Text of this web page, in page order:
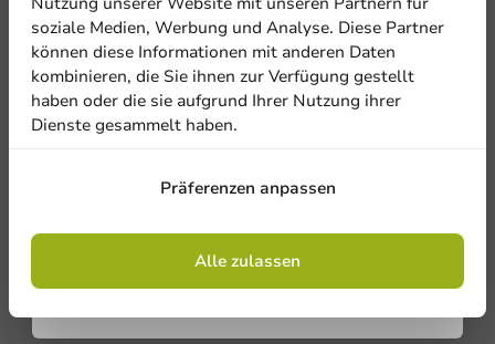
soziale Medien, Werbung und Analyse. Diese Partner
können diese Informationen mit anderen Daten
kombinieren, die Sie ihnen zur Verfügung gestellt
haben oder die sie aufgrund Ihrer Nutzung ihrer
Dienste gesammelt haben.
Präferenzen anpassen
Alle zulassen
Newsletter!
denAllgemeinen Geschäftsbedingungen
einverstanden
Datenschutzrichtlinie.